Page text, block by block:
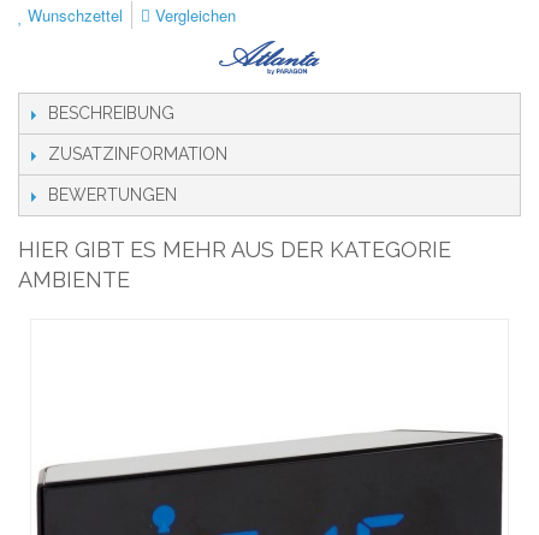
Wunschzettel Vergleichen
BESCHREIBUNG
ZUSATZINFORMATION
BEWERTUNGEN
HIER GIBT ES MEHR AUS DER KATEGORIE
AMBIENTE